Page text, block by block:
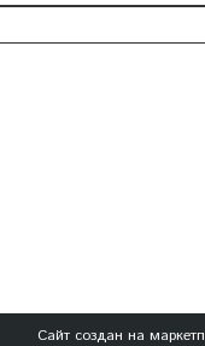
Сайт создан на